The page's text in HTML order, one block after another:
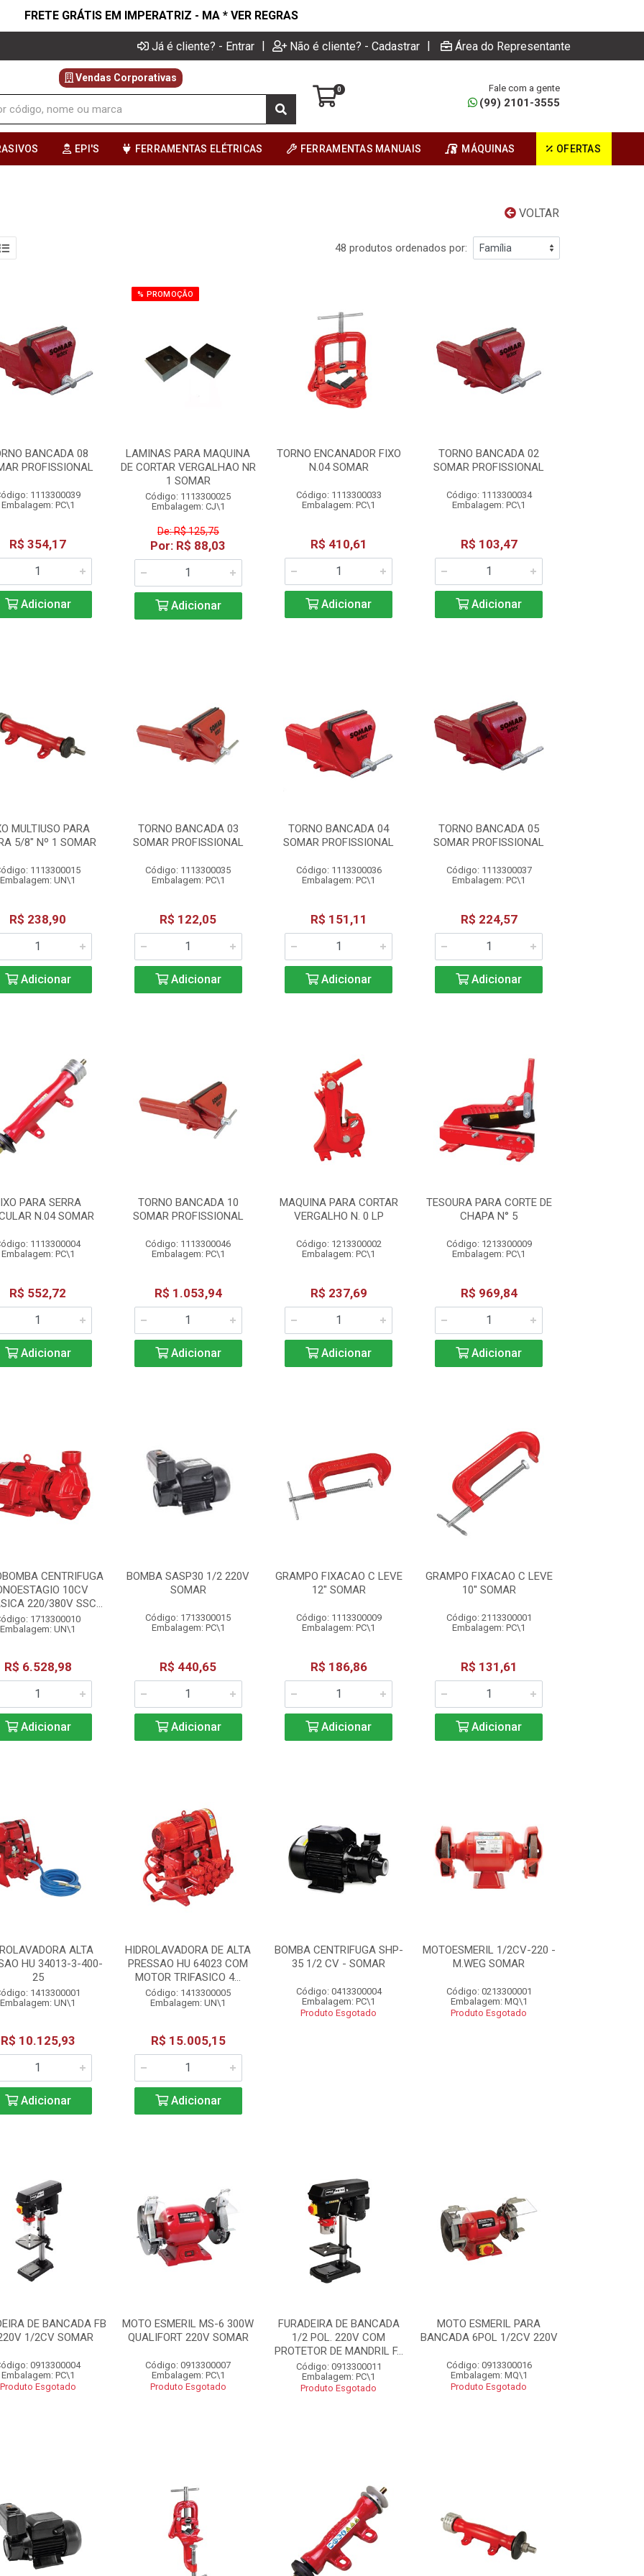
FRETE GRÁTIS EM IMPERATRIZ - MA * VER REGRAS
Já é cliente? - Entrar | Não é cliente? - Cadastrar | Área do Representante
Vendas Corporativas
0 Fale com a gente
(99) 2101-3555
EPI'S FERRAMENTAS ELÉTRICAS FERRAMENTAS MANUAIS MÁQUINAS OFERTAS
VOLTAR
48 produtos ordenados por:
BANCADA 08
PROFISSIONAL
1113300039
Embalagem: PC\1
R$ 354,17
Adicionar
% PROMOÇÃO
LAMINAS PARA MAQUINA
DE CORTAR VERGALHAO NR
1 SOMAR
Código: 1113300025
Embalagem: CJ\1
De: R$ 125,75
Por: R$ 88,03
Adicionar
TORNO ENCANADOR FIXO
N.04 SOMAR
Código: 1113300033
Embalagem: PC\1
R$ 410,61
Adicionar
TORNO BANCADA 02
SOMAR PROFISSIONAL
Código: 1113300034
Embalagem: PC\1
R$ 103,47
Adicionar
MULTIUSO PARA
5/8" Nº 1 SOMAR
1113300015
Embalagem: UN\1
R$ 238,90
Adicionar
TORNO BANCADA 03
SOMAR PROFISSIONAL
Código: 1113300035
Embalagem: PC\1
R$ 122,05
Adicionar
TORNO BANCADA 04
SOMAR PROFISSIONAL
Código: 1113300036
Embalagem: PC\1
R$ 151,11
Adicionar
TORNO BANCADA 05
SOMAR PROFISSIONAL
Código: 1113300037
Embalagem: PC\1
R$ 224,57
Adicionar
PARA SERRA
N.04 SOMAR
1113300004
Embalagem: PC\1
R$ 552,72
Adicionar
TORNO BANCADA 10
SOMAR PROFISSIONAL
Código: 1113300046
Embalagem: PC\1
R$ 1.053,94
Adicionar
MAQUINA PARA CORTAR
VERGALHO N. 0 LP
Código: 1213300002
Embalagem: PC\1
R$ 237,69
Adicionar
TESOURA PARA CORTE DE
CHAPA N° 5
Código: 1213300009
Embalagem: PC\1
R$ 969,84
Adicionar
CENTRIFUGA
10CV
220/380V SSC...
1713300010
Embalagem: UN\1
R$ 6.528,98
Adicionar
BOMBA SASP30 1/2 220V
SOMAR
Código: 1713300015
Embalagem: PC\1
R$ 440,65
Adicionar
GRAMPO FIXACAO C LEVE
12" SOMAR
Código: 1113300009
Embalagem: PC\1
R$ 186,86
Adicionar
GRAMPO FIXACAO C LEVE
10'' SOMAR
Código: 2113300001
Embalagem: PC\1
R$ 131,61
Adicionar
ALTA
HU 34013-3-400-
25
1413300001
Embalagem: UN\1
R$ 10.125,93
Adicionar
HIDROLAVADORA DE ALTA
PRESSAO HU 64023 COM
MOTOR TRIFASICO 4...
Código: 1413300005
Embalagem: UN\1
R$ 15.005,15
Adicionar
BOMBA CENTRIFUGA SHP-
35 1/2 CV - SOMAR
Código: 0413300004
Embalagem: PC\1
Produto Esgotado
MOTOESMERIL 1/2CV-220 -
M.WEG SOMAR
Código: 0213300001
Embalagem: MQ\1
Produto Esgotado
DE BANCADA FB
1/2CV SOMAR
0913300004
Embalagem: PC\1
Produto Esgotado
MOTO ESMERIL MS-6 300W
QUALIFORT 220V SOMAR
Código: 0913300007
Embalagem: PC\1
Produto Esgotado
FURADEIRA DE BANCADA
1/2 POL. 220V COM
PROTETOR DE MANDRIL F...
Código: 0913300011
Embalagem: PC\1
Produto Esgotado
MOTO ESMERIL PARA
BANCADA 6POL 1/2CV 220V
Código: 0913300016
Embalagem: MQ\1
Produto Esgotado